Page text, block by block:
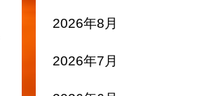
2026年8月
2026年7月